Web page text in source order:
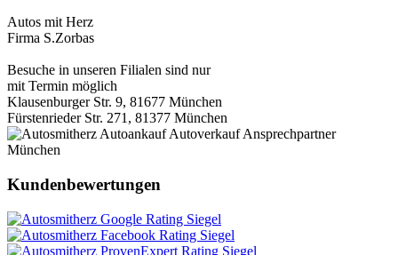
Autos mit Herz
Firma S.Zorbas
Besuche in unseren Filialen sind nur
mit Termin möglich
Klausenburger Str. 9, 81677 München
Fürstenrieder Str. 271, 81377 München
Kundenbewertungen